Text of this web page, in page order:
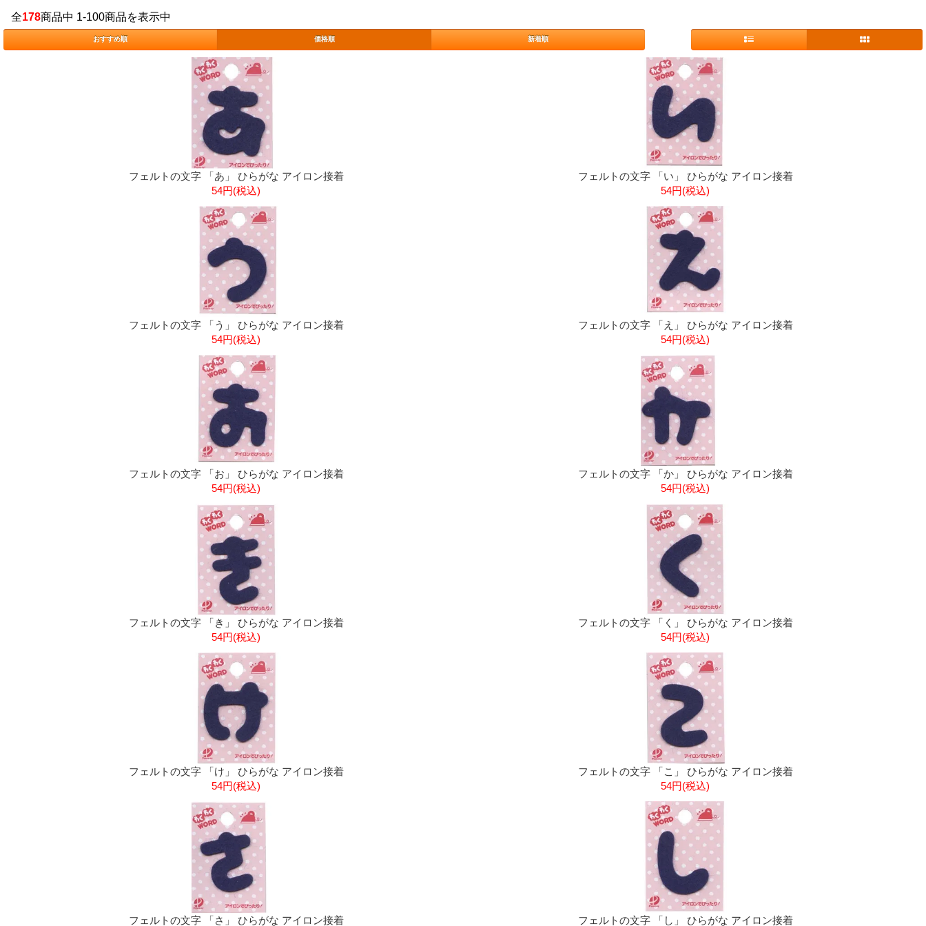
全178商品中 1-100商品を表示中
おすすめ順 価格順 新着順
フェルトの文字 「あ」 ひらがな アイロン接着
54円(税込)
フェルトの文字 「い」 ひらがな アイロン接着
54円(税込)
フェルトの文字 「う」 ひらがな アイロン接着
54円(税込)
フェルトの文字 「え」 ひらがな アイロン接着
54円(税込)
フェルトの文字 「お」 ひらがな アイロン接着
54円(税込)
フェルトの文字 「か」 ひらがな アイロン接着
54円(税込)
フェルトの文字 「き」 ひらがな アイロン接着
54円(税込)
フェルトの文字 「く」 ひらがな アイロン接着
54円(税込)
フェルトの文字 「け」 ひらがな アイロン接着
54円(税込)
フェルトの文字 「こ」 ひらがな アイロン接着
54円(税込)
フェルトの文字 「さ」 ひらがな アイロン接着 フェルトの文字 「し」 ひらがな アイロン接着